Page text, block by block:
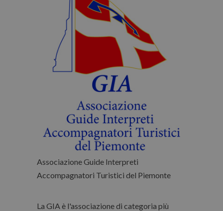
Associazione Guide Interpreti
Accompagnatori Turistici del Piemonte
La GIA è l'associazione di categoria più